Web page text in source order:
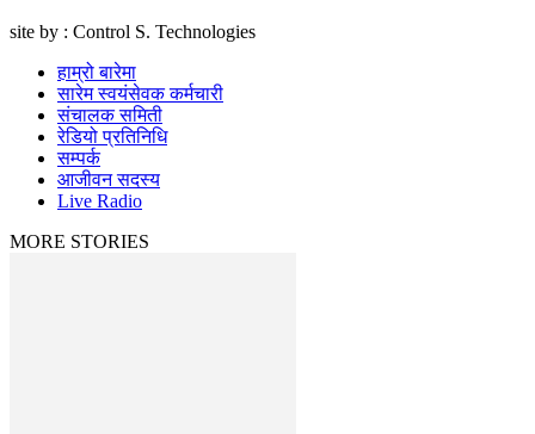
site by : Control S. Technologies
हाम्रो बारेमा
सारेम स्वयंसेवक कर्मचारी
संचालक समिती
रेडियो प्रतिनिधि
सम्पर्क
आजीवन सदस्य
Live Radio
MORE STORIES